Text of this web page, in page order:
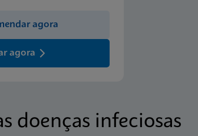
agora
agora
doenças infeciosas